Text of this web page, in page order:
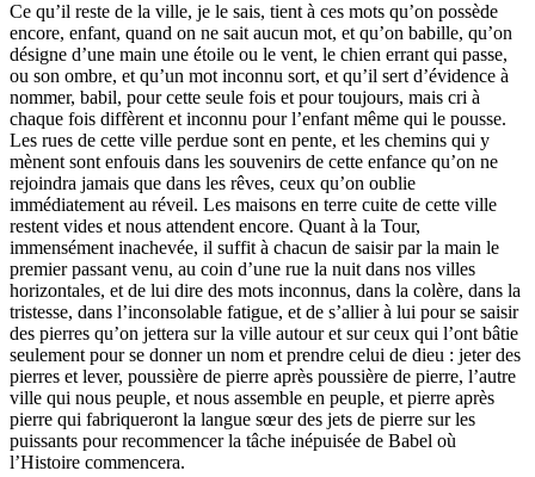
Ce qu’il reste de la ville, je le sais, tient à ces mots qu’on possède
encore, enfant, quand on ne sait aucun mot, et qu’on babille, qu’on
désigne d’une main une étoile ou le vent, le chien errant qui passe,
ou son ombre, et qu’un mot inconnu sort, et qu’il sert d’évidence à
nommer, babil, pour cette seule fois et pour toujours, mais cri à
chaque fois diffèrent et inconnu pour l’enfant même qui le pousse.
Les rues de cette ville perdue sont en pente, et les chemins qui y
mènent sont enfouis dans les souvenirs de cette enfance qu’on ne
rejoindra jamais que dans les rêves, ceux qu’on oublie
immédiatement au réveil. Les maisons en terre cuite de cette ville
restent vides et nous attendent encore. Quant à la Tour,
immensément inachevée, il suffit à chacun de saisir par la main le
premier passant venu, au coin d’une rue la nuit dans nos villes
horizontales, et de lui dire des mots inconnus, dans la colère, dans la
tristesse, dans l’inconsolable fatigue, et de s’allier à lui pour se saisir
des pierres qu’on jettera sur la ville autour et sur ceux qui l’ont bâtie
seulement pour se donner un nom et prendre celui de dieu : jeter des
pierres et lever, poussière de pierre après poussière de pierre, l’autre
ville qui nous peuple, et nous assemble en peuple, et pierre après
pierre qui fabriqueront la langue sœur des jets de pierre sur les
puissants pour recommencer la tâche inépuisée de Babel où
l’Histoire commencera.